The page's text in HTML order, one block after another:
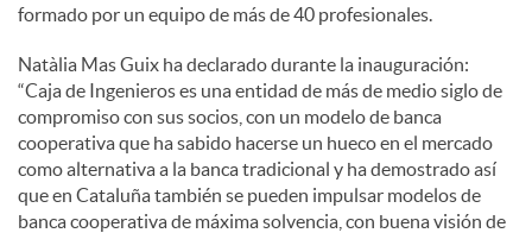
formado por un equipo de más de 40 profesionales.
Natàlia Mas Guix ha declarado durante la inauguración:
“Caja de Ingenieros es una entidad de más de medio siglo de
compromiso con sus socios, con un modelo de banca
cooperativa que ha sabido hacerse un hueco en el mercado
como alternativa a la banca tradicional y ha demostrado así
que en Cataluña también se pueden impulsar modelos de
banca cooperativa de máxima solvencia, con buena visión de